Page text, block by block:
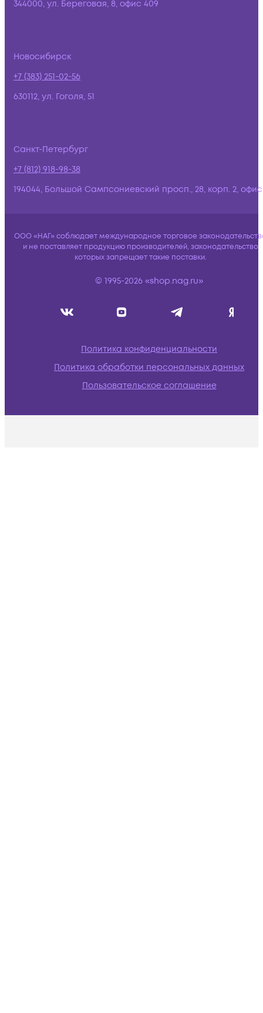
344000, ул. Береговая, 8, офис 409
Новосибирск
+7 (383) 251-02-56
630112, ул. Гоголя, 51
Санкт-Петербург
+7 (812) 918-98-38
194044, Большой Сампсониевский просп., 28, корп. 2,
ООО «НАГ» соблюдает международное торговое
и не поставляет продукцию производителей, законодательство
которых запрещает такие поставки.
© 1995-2026 «shop.nag.ru»
Политика конфиденциальности
Политика обработки персональных данных
Пользовательское соглашение